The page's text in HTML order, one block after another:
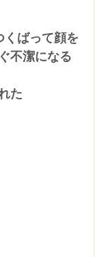
くばって顔を
不潔になる
た